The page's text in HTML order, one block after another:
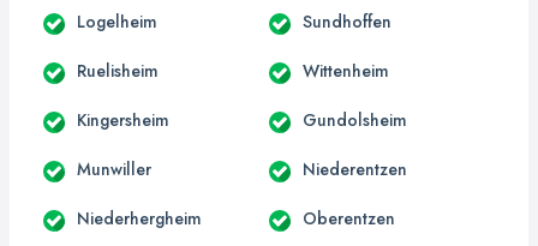
Logelheim Sundhoffen
Ruelisheim Wittenheim
Kingersheim Gundolsheim
Munwiller Niederentzen
Niederhergheim Oberentzen